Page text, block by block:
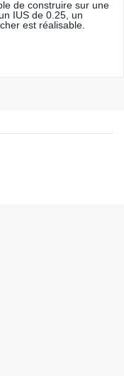
de construire sur une
IUS de 0.25, un
est réalisable.